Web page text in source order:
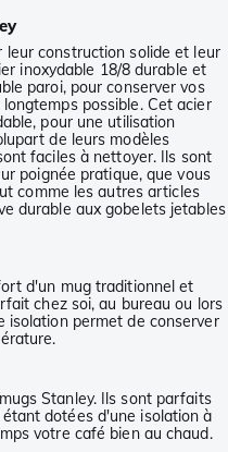
leur construction solide et leur
inoxydable 18/8 durable et
paroi, pour conserver vos
possible. Cet acier
pour une utilisation
de leurs modèles
faciles à nettoyer. Ils sont
poignée pratique, que vous
comme les autres articles
durable aux gobelets jetables
d'un mug traditionnel et
chez soi, au bureau ou lors
isolation permet de conserver
Stanley. Ils sont parfaits
dotées d'une isolation à
votre café bien au chaud.